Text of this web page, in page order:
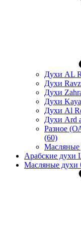
Духи AL
Духи
Духи
Духи
Духи Al
Духи Ard
Разное
(60)
Масляные
Арабские духи
Масляные духи